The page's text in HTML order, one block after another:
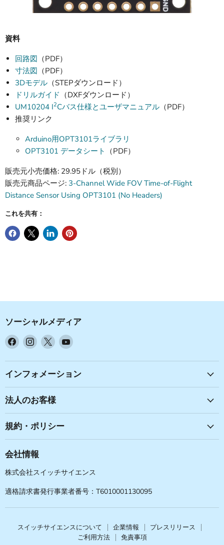
資料
回路図 （PDF）
寸法図 （PDF）
3Dモデル （STEPダウンロード）
ドリルガイド （DXFダウンロード）
UM10204 I2Cバス仕様とユーザマニュアル （PDF）
推奨リンク
Arduino用OPT3101ライブラリ
OPT3101 データシート （PDF）
販売元小売価格: 29.95ドル（税別）
販売元商品ページ: 3-Channel Wide FOV Time-of-Flight
Distance Sensor Using OPT3101 (No Headers)
これを共有：
ソーシャルメディア
Facebook
見
つ
て
く
だ
さ
い
Instagram
見
つ
て
く
だ
さ
い
X
見
つ
て
く
だ
さ
い
YouTube
見
つ
だ
い
インフォメーション
法人のお客様
規約・ポリシー
会社情報
株式会社スイッチサイエンス
適格請求書発行事業者番号：T6010001130095
スイッチサイエンスについて 企業情報
プレスリリース
ご利用方法
免責事項